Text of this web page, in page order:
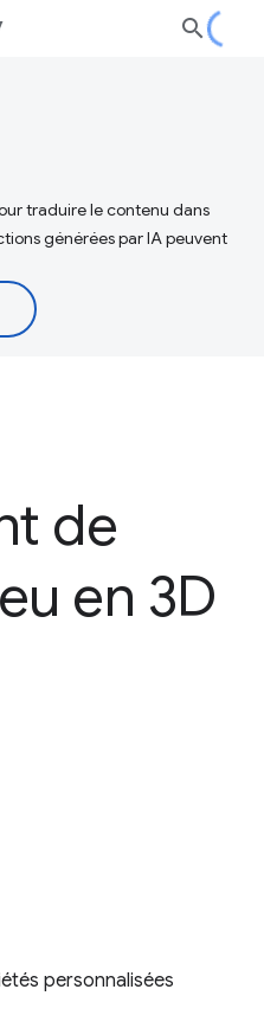
traduire le contenu dans
générées par IA peuvent
de
en 3D
personnalisées